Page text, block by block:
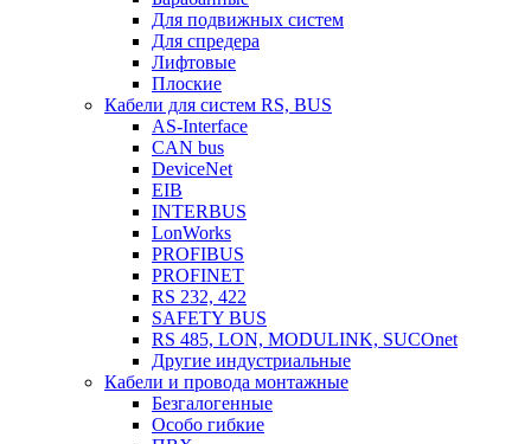
Для подвижных систем
Для спредера
Лифтовые
Плоские
Кабели для систем RS, BUS
AS-Interface
CAN bus
DeviceNet
EIB
INTERBUS
LonWorks
PROFIBUS
PROFINET
RS 232, 422
SAFETY BUS
RS 485, LON, MODULINK, SUCOnet
Другие индустриальные
Кабели и провода монтажные
Безгалогенные
Особо гибкие